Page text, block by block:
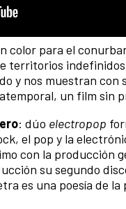
color para el
territorios
y nos muestran
un film sin
: dúo electropop
el pop y la
con la producción
su segundo
es una poesía de